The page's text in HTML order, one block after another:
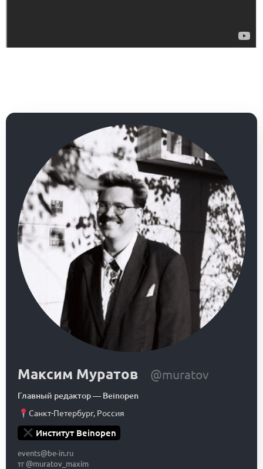
Максим Муратов @muratov
Главный редактор— Beinopen
Санкт-Петербург, Россия
Институт Beinopen
events@be-in.ru
тг @muratov_maxim